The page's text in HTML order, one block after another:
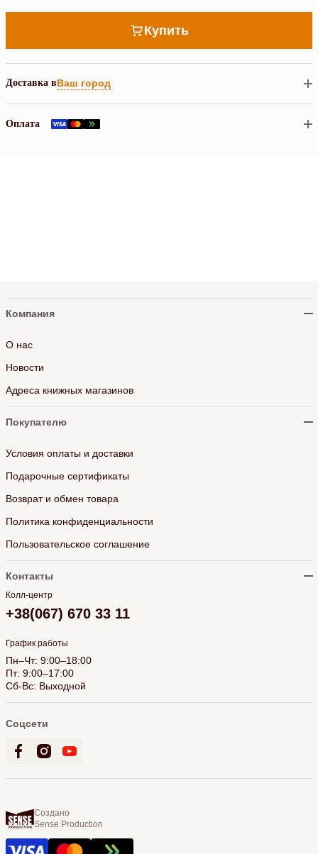
Купить
Доставка вВаш город
Оплата
Компания
О нас
Новости
Адреса книжных магазинов
Покупателю
Условия оплаты и доставки
Подарочные сертификаты
Возврат и обмен товара
Политика конфиденциальности
Пользовательское соглашение
Контакты
Колл-центр
+38(067) 670 33 11
График работы
Пн–Чт: 9:00–18:00
Пт: 9:00–17:00
Сб-Вс: Выходной
Соцсети
Создано
Sense Production